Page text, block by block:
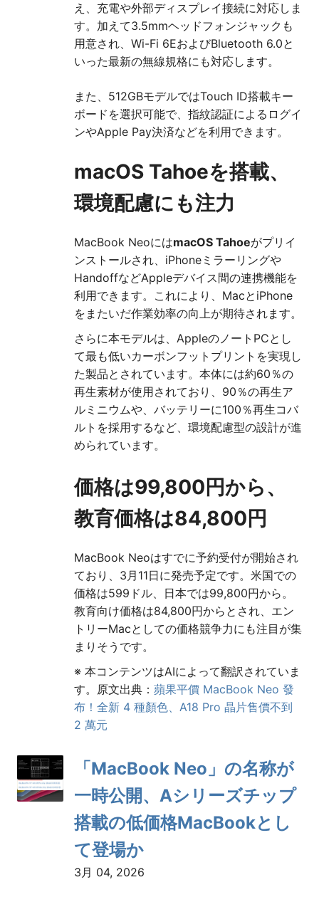
え、充電や外部ディスプレイ接続に対応しま
す。加えて3.5mmヘッドフォンジャックも
用意され、Wi-Fi 6EおよびBluetooth 6.0と
いった最新の無線規格にも対応します。
また、512GBモデルではTouch ID搭載キー
ボードを選択可能で、指紋認証によるログイ
ンやApple Pay決済などを利用できます。
macOS Tahoeを搭載、
環境配慮にも注力
MacBook NeoにはmacOS Tahoeがプリイ
ンストールされ、iPhoneミラーリングや
HandoffなどAppleデバイス間の連携機能を
利用できます。これにより、MacとiPhone
をまたいだ作業効率の向上が期待されます。
さらに本モデルは、AppleのノートPCとし
て最も低いカーボンフットプリントを実現し
た製品とされています。本体には約60％の
再生素材が使用されており、90％の再生ア
ルミニウムや、バッテリーに100％再生コバ
ルトを採用するなど、環境配慮型の設計が進
められています。
価格は99,800円から、
教育価格は84,800円
MacBook Neoはすでに予約受付が開始され
ており、3月11日に発売予定です。米国での
価格は599ドル、日本では99,800円から。
教育向け価格は84,800円からとされ、エン
トリーMacとしての価格競争力にも注目が集
まりそうです。
※ 本コンテンツはAIによって翻訳されていま
す。原文出典： 蘋果平價 MacBook Neo 發
布！全新 4 種顏色、A18 Pro 晶片售價不到
2 萬元
「MacBook Neo」の名称が
一時公開、Aシリーズチップ
搭載の低価格MacBookとし
て登場か
3月 04, 2026